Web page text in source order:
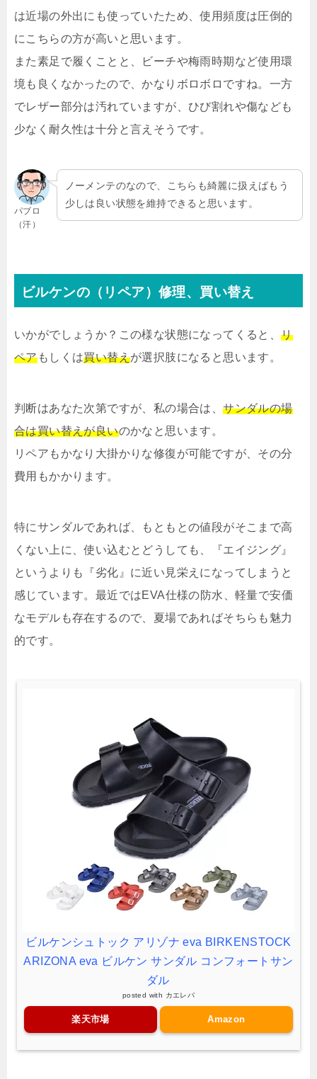
は近場の外出にも使っていたため、使用頻度は圧倒的
にこちらの方が高いと思います。
また素足で履くことと、ビーチや梅雨時期など使用環
境も良くなかったので、かなりボロボロですね。一方
でレザー部分は汚れていますが、ひび割れや傷なども
少なく耐久性は十分と言えそうです。
パブロ
（汗）
ノーメンテのなので、こちらも綺麗に扱えばもう
少しは良い状態を維持できると思います。
ビルケンの（リペア）修理、買い替え
いかがでしょうか？この様な状態になってくると、リ
ペアもしくは買い替えが選択肢になると思います。
判断はあなた次第ですが、私の場合は、サンダルの場
合は買い替えが良いのかなと思います。
リペアもかなり大掛かりな修復が可能ですが、その分
費用もかかります。
特にサンダルであれば、もともとの値段がそこまで高
くない上に、使い込むとどうしても、『エイジング』
というよりも『劣化』に近い見栄えになってしまうと
感じています。最近ではEVA仕様の防水、軽量で安価
なモデルも存在するので、夏場であればそちらも魅力
的です。
ビルケンシュトック アリゾナ eva BIRKENSTOCK
ARIZONA eva ビルケン サンダル コンフォートサン
ダル
posted with カエレバ
楽天市場 Amazon